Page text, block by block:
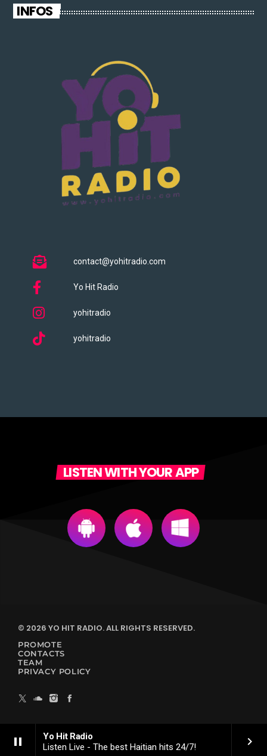
pause
Yo Hit Radio
Listen Live - The best Haitian hits 24/7!
keyboard_arrow_right
INFOS
contact@yohitradio.com
Yo Hit Radio
yohitradio
yohitradio
LISTEN WITH YOUR APP
© 2026 YO HIT RADIO. ALL RIGHTS RESERVED.
PROMOTE
CONTACTS
TEAM
PRIVACY POLICY